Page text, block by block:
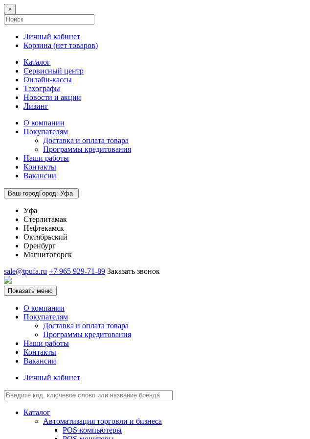
×
Личный кабинет
Корзина (нет товаров)
Каталог
Сервисный центр
Онлайн-кассы
Тахографы
Новости и акции
Лизинг
О компании
Покупателям
Доставка и оплата товара
Программы кредитования
Наши работы
Контакты
Вакансии
Ваш городГород: Уфа
Уфа
Стерлитамак
Нефтекамск
Октябрьский
Оренбург
Магнитогорск
sale@tpufa.ru +7 965 929-71-89 Заказать звонок
Показать меню
О компании
Покупателям
Доставка и оплата товара
Программы кредитования
Наши работы
Контакты
Вакансии
Личный кабинет
Каталог
Автоматизация торговли и бизнеса
POS-компьютеры